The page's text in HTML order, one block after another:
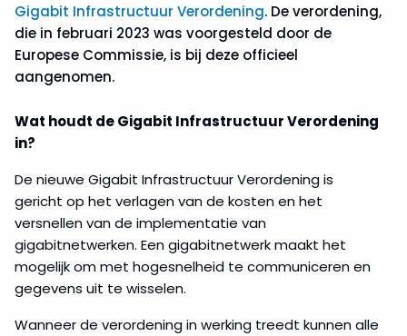
Gigabit Infrastructuur Verordening. De verordening,
die in februari 2023 was voorgesteld door de
Europese Commissie, is bij deze officieel
aangenomen.
Wat houdt de Gigabit Infrastructuur Verordening
in?
De nieuwe Gigabit Infrastructuur Verordening is
gericht op het verlagen van de kosten en het
versnellen van de implementatie van
gigabitnetwerken. Een gigabitnetwerk maakt het
mogelijk om met hogesnelheid te communiceren en
gegevens uit te wisselen.
Wanneer de verordening in werking treedt kunnen alle